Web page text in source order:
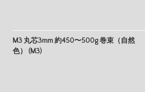
M3 丸芯3mm 約450〜500g 巻束（自然
色） (M3)